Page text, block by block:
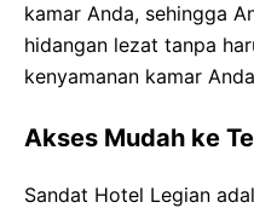
kamar Anda, sehingga
hidangan lezat tanpa
kenyamanan kamar
Akses Mudah ke
Sandat Hotel Legian